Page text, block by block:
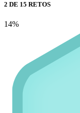
2 DE 15 RETOS
14%